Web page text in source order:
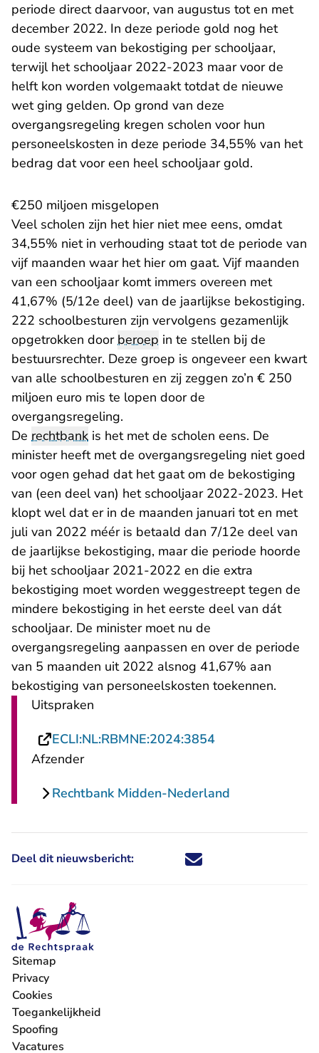
periode direct daarvoor, van augustus tot en met
december 2022. In deze periode gold nog het
oude systeem van bekostiging per schooljaar,
terwijl het schooljaar 2022-2023 maar voor de
helft kon worden volgemaakt totdat de nieuwe
wet ging gelden. Op grond van deze
overgangsregeling kregen scholen voor hun
personeelskosten in deze periode 34,55% van het
bedrag dat voor een heel schooljaar gold.
€250 miljoen misgelopen
Veel scholen zijn het hier niet mee eens, omdat
34,55% niet in verhouding staat tot de periode van
vijf maanden waar het hier om gaat. Vijf maanden
van een schooljaar komt immers overeen met
41,67% (5/12e deel) van de jaarlijkse bekostiging.
222 schoolbesturen zijn vervolgens gezamenlijk
opgetrokken doorberoep in te stellen bij de
bestuursrechter. Deze groep is ongeveer een kwart
van alle schoolbesturen en zij zeggen zo’n € 250
miljoen euro mis te lopen door de
overgangsregeling.
De rechtbank is het met de scholen eens. De
minister heeft met de overgangsregeling niet goed
voor ogen gehad dat het gaat om de bekostiging
van (een deel van) het schooljaar 2022-2023. Het
klopt wel dat er in de maanden januari tot en met
juli van 2022 méér is betaald dan 7/12e deel van
de jaarlijkse bekostiging, maar die periode hoorde
bij het schooljaar 2021-2022 en die extra
bekostiging moet worden weggestreept tegen de
mindere bekostiging in het eerste deel van dát
schooljaar. De minister moet nu de
overgangsregeling aanpassen en over de periode
van 5 maanden uit 2022 alsnog 41,67% aan
bekostiging van personeelskosten toekennen.
Uitspraken
ECLI:NL:RBMNE:2024:3854- U verlaat
Afzender
Rechtbank Midden-Nederland
Deel dit nieuwsbericht: Deel dit nieuwsbericht via X -
Deel dit nieuwsbericht via
Deel dit nieuwsbericht
Deel dit
Sitemap
Privacy
Cookies
Toegankelijkheid
Spoofing
Vacatures